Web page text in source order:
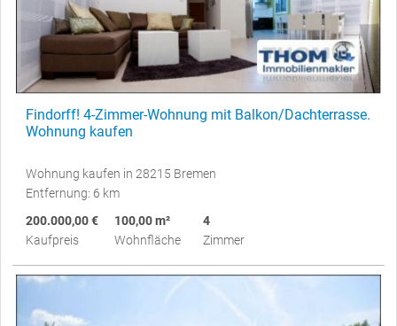
Findorff! 4-Zimmer-Wohnung mit Balkon/Dachterrasse.
Wohnung kaufen
Wohnung kaufen in 28215 Bremen
Entfernung: 6 km
200.000,00 €
Kaufpreis
100,00 m²
Wohnfläche
4
Zimmer